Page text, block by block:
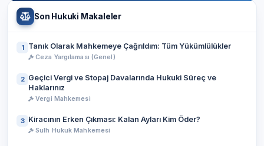
Son Hukuki Makaleler
1 Tanık Olarak Mahkemeye Çağrıldım: Tüm Yükümlülükler
Ceza Yargılaması (Genel)
2 Geçici Vergi ve Stopaj Davalarında Hukuki Süreç ve
Haklarınız
Vergi Mahkemesi
3 Kiracının Erken Çıkması: Kalan Ayları Kim Öder?
Sulh Hukuk Mahkemesi